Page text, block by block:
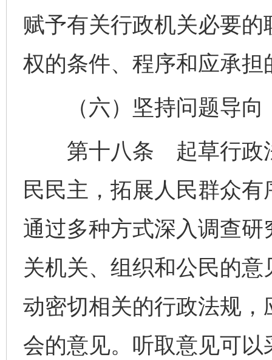
赋予有关行政机关必要
权的条件、程序和应承担
（六）坚持问题导向
第十八条 起草行政法
民民主，拓展人民群众
通过多种方式深入调查
关机关、组织和公民的
动密切相关的行政法规
会的意见。听取意见可